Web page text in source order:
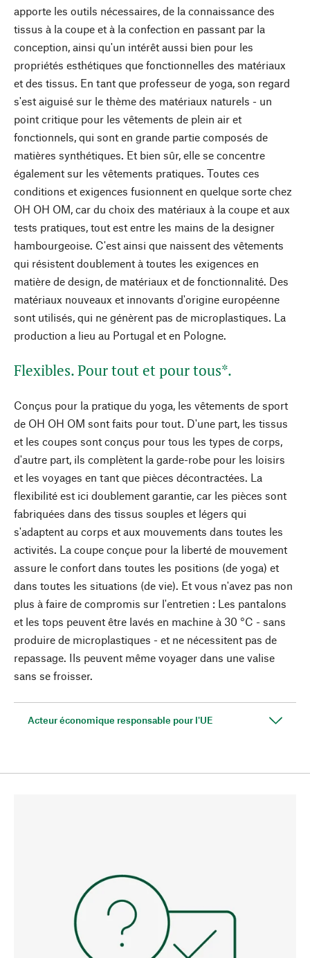
apporte les outils nécessaires, de la connaissance des
tissus à la coupe et à la confection en passant par la
conception, ainsi qu'un intérêt aussi bien pour les
propriétés esthétiques que fonctionnelles des matériaux
et des tissus. En tant que professeur de yoga, son regard
s'est aiguisé sur le thème des matériaux naturels - un
point critique pour les vêtements de plein air et
fonctionnels, qui sont en grande partie composés de
matières synthétiques. Et bien sûr, elle se concentre
également sur les vêtements pratiques. Toutes ces
conditions et exigences fusionnent en quelque sorte chez
OH OH OM, car du choix des matériaux à la coupe et aux
tests pratiques, tout est entre les mains de la designer
hambourgeoise. C'est ainsi que naissent des vêtements
qui résistent doublement à toutes les exigences en
matière de design, de matériaux et de fonctionnalité. Des
matériaux nouveaux et innovants d'origine européenne
sont utilisés, qui ne génèrent pas de microplastiques. La
production a lieu au Portugal et en Pologne.
Flexibles. Pour tout et pour tous*.
Conçus pour la pratique du yoga, les vêtements de sport
de OH OH OM sont faits pour tout. D'une part, les tissus
et les coupes sont conçus pour tous les types de corps,
d'autre part, ils complètent la garde-robe pour les loisirs
et les voyages en tant que pièces décontractées. La
flexibilité est ici doublement garantie, car les pièces sont
fabriquées dans des tissus souples et légers qui
s'adaptent au corps et aux mouvements dans toutes les
activités. La coupe conçue pour la liberté de mouvement
assure le confort dans toutes les positions (de yoga) et
dans toutes les situations (de vie). Et vous n'avez pas non
plus à faire de compromis sur l'entretien : Les pantalons
et les tops peuvent être lavés en machine à 30 °C - sans
produire de microplastiques - et ne nécessitent pas de
repassage. Ils peuvent même voyager dans une valise
sans se froisser.
Acteur économique responsable pour l'UE